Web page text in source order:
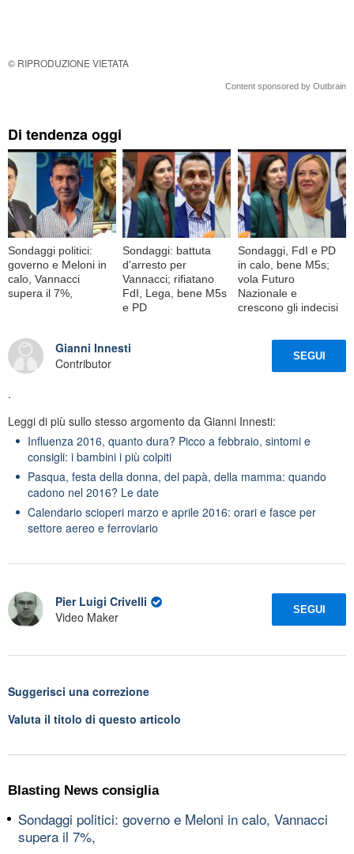
© RIPRODUZIONE VIETATA
Content sponsored by Outbrain
Di tendenza oggi
Sondaggi politici:
governo e Meloni in
calo, Vannacci
supera il 7%,
Sondaggi: battuta
d'arresto per
Vannacci; rifiatano
FdI, Lega, bene M5s
e PD
Sondaggi, FdI e PD
in calo, bene M5s;
vola Futuro
Nazionale e
crescono gli indecisi
Gianni Innesti
Contributor
SEGUI
.
Leggi di più sullo stesso argomento da Gianni Innesti:
Influenza 2016, quanto dura? Picco a febbraio, sintomi e
consigli: i bambini i più colpiti
Pasqua, festa della donna, del papà, della mamma: quando
cadono nel 2016? Le date
Calendario scioperi marzo e aprile 2016: orari e fasce per
settore aereo e ferroviario
Pier Luigi Crivelli
Video Maker
SEGUI
Suggerisci una correzione
Valuta il titolo di questo articolo
Blasting News consiglia
Sondaggi politici: governo e Meloni in calo, Vannacci
supera il 7%,